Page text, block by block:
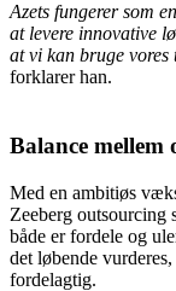
Azets fungerer som
at levere innovative
at vi kan bruge vores
forklarer han.
Balance
Med en ambitiøs
Zeeberg outsourcing
både er fordele og
det løbende
fordelagtig.